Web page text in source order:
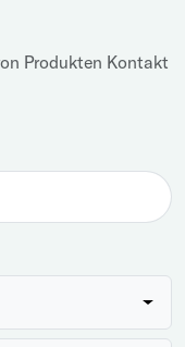
Produkten Kontakt